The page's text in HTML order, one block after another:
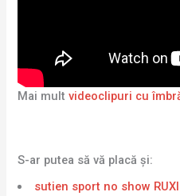
Mai multvideoclipuri cu
S-ar putea să vă placă și:
sutien sport no show